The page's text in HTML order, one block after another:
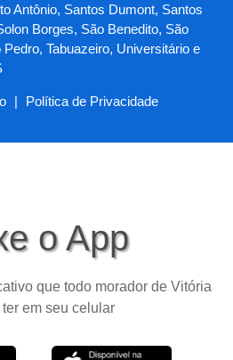
Antônio, Santos Dumont, Santos
Borges, São Benedito, São
Tabuazeiro, Universitário e
| Política de Privacidade
o App
que todo morador de Vitória
em seu celular